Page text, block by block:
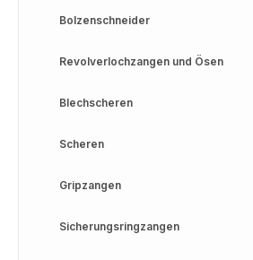
Bolzenschneider
Revolverlochzangen und Ösen
Blechscheren
Scheren
Gripzangen
Sicherungsringzangen